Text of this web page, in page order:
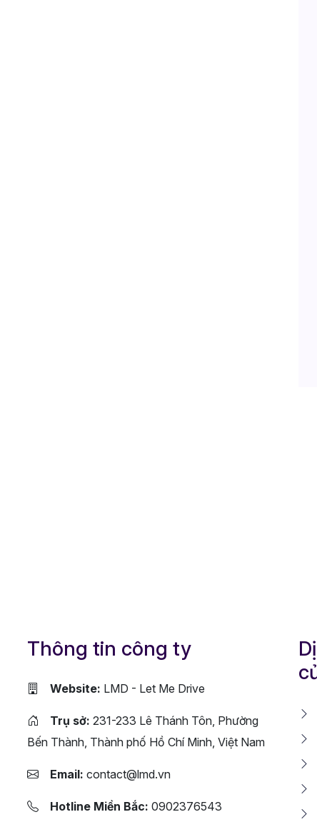
Thông tin công ty
Website: LMD - Let Me Drive
Trụ sở: 231-233 Lê Thánh Tôn, Phường
Bến Thành, Thành phố Hồ Chí Minh, Việt Nam
Email: contact@lmd.vn
Hotline Miền Bắc: 0902376543